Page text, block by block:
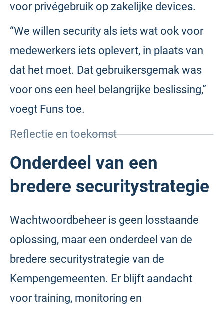
voor privégebruik op zakelijke devices.
“We willen security als iets wat ook voor
medewerkers iets oplevert, in plaats van
dat het moet. Dat gebruikersgemak was
voor ons een heel belangrijke beslissing,”
voegt Funs toe.
Reflectie en toekomst
Onderdeel van een
bredere securitystrategie
Wachtwoordbeheer is geen losstaande
oplossing, maar een onderdeel van de
bredere securitystrategie van de
Kempengemeenten. Er blijft aandacht
voor training, monitoring en